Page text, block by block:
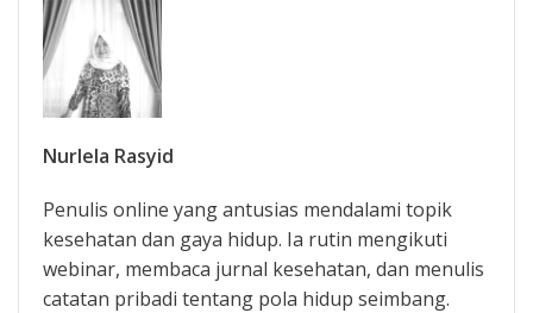
Nurlela Rasyid
Penulis online yang antusias mendalami topik
kesehatan dan gaya hidup. Ia rutin mengikuti
webinar, membaca jurnal kesehatan, dan menulis
catatan pribadi tentang pola hidup seimbang.